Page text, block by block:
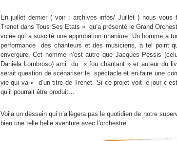
En juillet dernier ( voir : archives infos/ Juillet ) nous
Trenet dans Tous Ses Etats » qu’a présenté le Grand
volée qui a suscité une approbation unanime. Un homme a
performance des chanteurs et des musiciens, à tel point
envergure. Cet homme n’est autre que Jacques Pessis
Daniela Lombroso) ami du « fou chantant » et auteur du
serait question de scénariser le spectacle et en faire une
vie qui va » d’un titre de Trenet. Si ce projet voit le jour
qu’il pourrait être produit…
Voila un dessein qui n’allègera pas le quotidien de notre
bien une telle belle aventure avec l’orchestre.